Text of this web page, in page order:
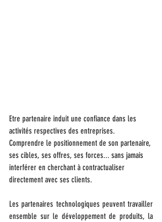
Etre partenaire induit une confiance dans les
activités respectives des entreprises.
Comprendre le positionnement de son partenaire,
ses cibles, ses offres, ses forces... sans jamais
interférer en cherchant à contractualiser
directement avec ses clients.
Les partenaires technologiques peuvent travailler
ensemble sur le développement de produits, la